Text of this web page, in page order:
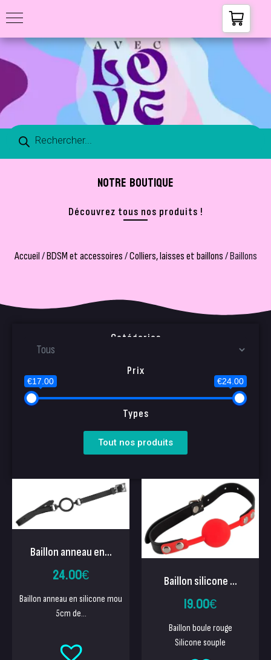
NOTRE BOUTIQUE
Découvrez tous nos produits !
Accueil/BDSM et accessoires/Colliers, laisses et baillons/ Baillons
Catégories
Prix
€17.00 €24.00
Types
Tout nos produits
Baillon anneau en...
24.00€
Baillon anneau en silicone mou
5cm de...
Baillon silicone ...
19.00€
Baillon boule rouge
Silicone souple